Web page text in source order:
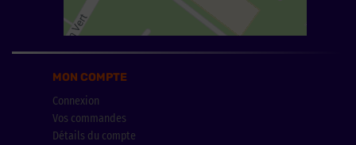
MON COMPTE
Connexion
Vos commandes
Détails du compte